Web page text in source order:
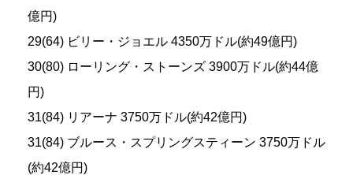
億円)
29(64) ビリー・ジョエル 4350万ドル(約49億円)
30(80) ローリング・ストーンズ 3900万ドル(約44億
円)
31(84) リアーナ 3750万ドル(約42億円)
31(84) ブルース・スプリングスティーン 3750万ドル
(約42億円)